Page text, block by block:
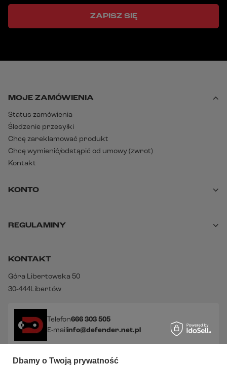
ZAPISZ SIĘ
MOJE ZAMÓWIENIA
Status zamówienia
Śledzenie przesyłki
Chcę zareklamować produkt
Chcę wymienić/odstąpić od umowy (zwrot)
Kontakt
KONTO
REGULAMINY
KONTAKT
Góra Libertowska 50
30-444Libertów
Telefon666 303 505
E-mailinfo@defender.net.pl
Dbamy o Twoją prywatność